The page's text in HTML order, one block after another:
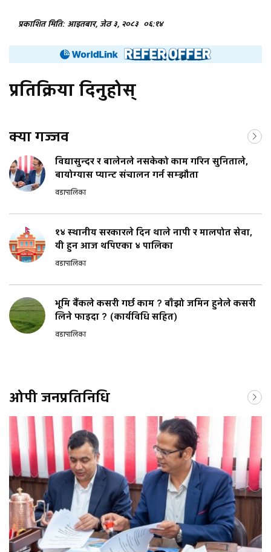
प्रकाशित मिति: आइतबार, जेठ ३, २०८३ ०६:१४
प्रतिक्रिया दिनुहोस्
क्या गज्जव
विद्यासुन्दर र बालेनले नसकेको काम गरिन सुनिताले,
बायोग्यास प्यान्ट संचालन गर्न सम्झौता
वडापालिका
१४ स्थानीय सरकारले दिन थाले नापी र मालपोत सेवा,
यी हुन आज थपिएका ४ पालिका
वडापालिका
भूमि बैंकले कसरी गर्छ काम ? बाँझो जमिन हुनेले कसरी
लिने फाइदा ? (कार्यविधि सहित)
वडापालिका
ओपी जनप्रतिनिधि